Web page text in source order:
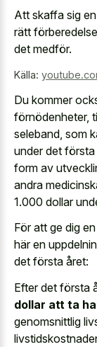
Att skaffa sig
rätt
det medför.
Källa:
Du kommer
förnödenheter,
seleband, som
under det
form av
andra
1.000 dollar
För att ge dig
här en
det första året:
Efter det första
dollar att ta
genomsnittlig